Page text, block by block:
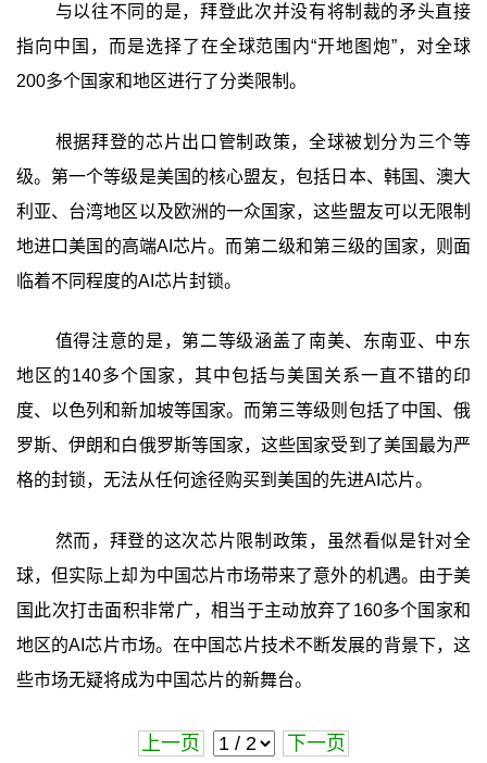
与以往不同的是，拜登此次并没有将制裁的矛头直接
指向中国，而是选择了在全球范围内“开地图炮”，对全球
200多个国家和地区进行了分类限制。
根据拜登的芯片出口管制政策，全球被划分为三个等
级。第一个等级是美国的核心盟友，包括日本、韩国、澳大
利亚、台湾地区以及欧洲的一众国家，这些盟友可以无限制
地进口美国的高端AI芯片。而第二级和第三级的国家，则面
临着不同程度的AI芯片封锁。
值得注意的是，第二等级涵盖了南美、东南亚、中东
地区的140多个国家，其中包括与美国关系一直不错的印
度、以色列和新加坡等国家。而第三等级则包括了中国、俄
罗斯、伊朗和白俄罗斯等国家，这些国家受到了美国最为严
格的封锁，无法从任何途径购买到美国的先进AI芯片。
然而，拜登的这次芯片限制政策，虽然看似是针对全
球，但实际上却为中国芯片市场带来了意外的机遇。由于美
国此次打击面积非常广，相当于主动放弃了160多个国家和
地区的AI芯片市场。在中国芯片技术不断发展的背景下，这
些市场无疑将成为中国芯片的新舞台。
上一页 下一页